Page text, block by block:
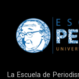
La Escuela de